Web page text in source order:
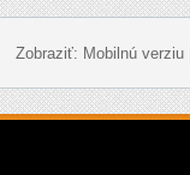
Zobraziť: Mobilnú verziu|